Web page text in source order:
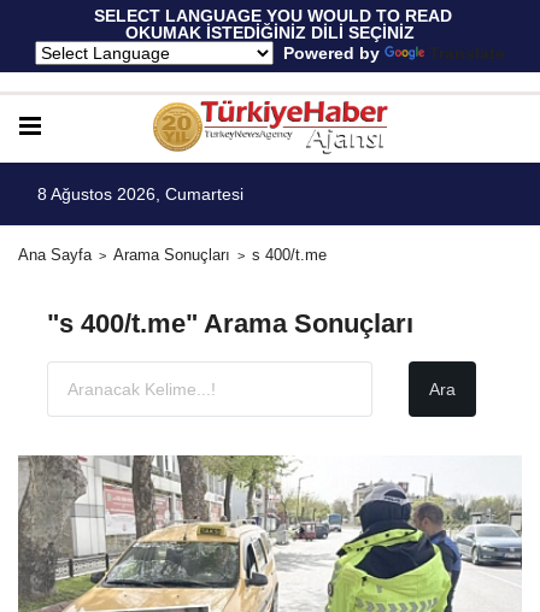
SELECT LANGUAGE YOU WOULD TO READ
OKUMAK İSTEDİĞİNİZ DİLİ SEÇİNİZ
Powered by
Translate
8 Ağustos 2026, Cumartesi
Ana Sayfa Arama Sonuçları s 400/t.me
"s 400/t.me" Arama Sonuçları